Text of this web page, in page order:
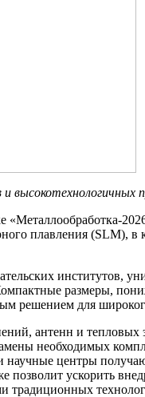
высокотехнологичных
«Металлообработка-
плавления (SLM), в
институтов,
размеры,
решением для
антенн и тепловых
необходимых
научные центры
позволит ускорить
традиционных